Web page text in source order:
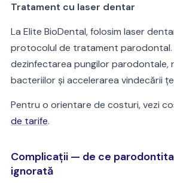
Tratament cu laser dentar
La Elite BioDental, folosim laser
protocolul de tratament parodontal.
dezinfectarea pungilor parodontale,
bacteriilor și accelerarea vindecării
Pentru o orientare de costuri, vezi
de tarife.
Complicații — de ce
ignorată